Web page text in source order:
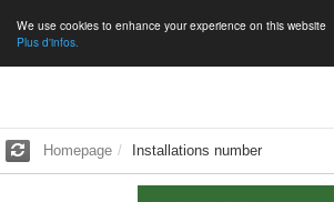
We use cookies to enhance your experience on this website
Plus d'infos.
Homepage Installations number